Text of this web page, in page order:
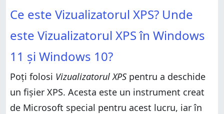
Ce este Vizualizatorul XPS? Unde
este Vizualizatorul XPS în Windows
11 și Windows 10?
Poți folosi Vizualizatorul XPS pentru a deschide
un fișier XPS. Acesta este un instrument creat
de Microsoft special pentru acest lucru, iar în